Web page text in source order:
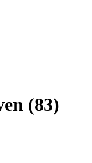
(83)